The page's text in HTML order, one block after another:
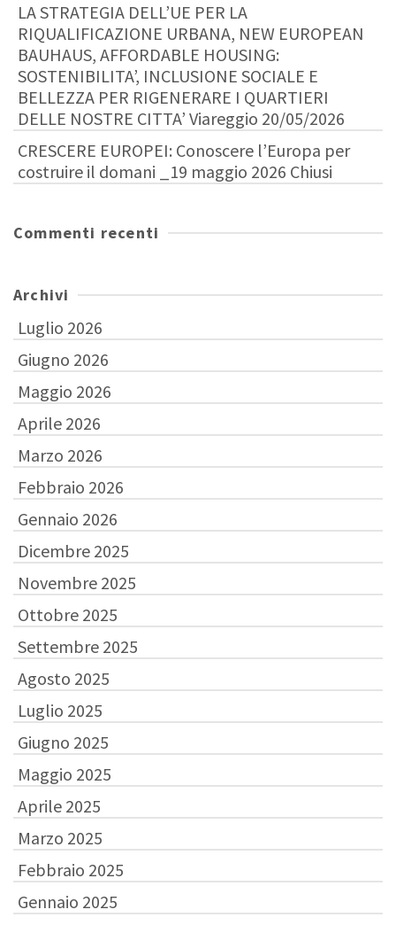
LA STRATEGIA DELL’UE PER LA
RIQUALIFICAZIONE URBANA, NEW EUROPEAN
BAUHAUS, AFFORDABLE HOUSING:
SOSTENIBILITA’, INCLUSIONE SOCIALE E
BELLEZZA PER RIGENERARE I QUARTIERI
DELLE NOSTRE CITTA’ Viareggio 20/05/2026
CRESCERE EUROPEI: Conoscere l’Europa per
costruire il domani _19 maggio 2026 Chiusi
Commenti recenti
Archivi
Luglio 2026
Giugno 2026
Maggio 2026
Aprile 2026
Marzo 2026
Febbraio 2026
Gennaio 2026
Dicembre 2025
Novembre 2025
Ottobre 2025
Settembre 2025
Agosto 2025
Luglio 2025
Giugno 2025
Maggio 2025
Aprile 2025
Marzo 2025
Febbraio 2025
Gennaio 2025